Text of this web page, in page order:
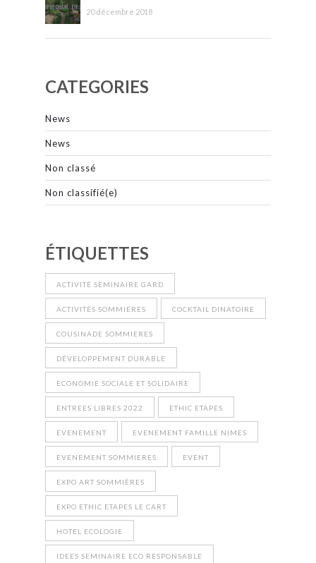
20 décembre 2018
CATEGORIES
News
News
Non classé
Non classifié(e)
ÉTIQUETTES
ACTIVITÉ SEMINAIRE GARD
ACTIVITÉS SOMMIERES COCKTAIL DINATOIRE
COUSINADE SOMMIERES
DÉVELOPPEMENT DURABLE
ECONOMIE SOCIALE ET SOLIDAIRE
ENTREES LIBRES 2022 ETHIC ETAPES
EVENEMENT EVENEMENT FAMILLE NIMES
EVENEMENT SOMMIERES EVENT
EXPO ART SOMMIÈRES
EXPO ETHIC ETAPES LE CART
HOTEL ECOLOGIE
IDEES SEMINAIRE ECO RESPONSABLE